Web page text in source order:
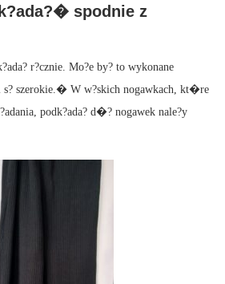
spodnie z
r?cznie. Mo?e by? to wykonane
s? szerokie.� W w?skich nogawkach, kt�re
podk?ada? d�? nogawek nale?y